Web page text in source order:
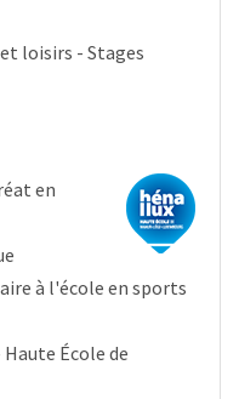
loisirs - Stages
en
à l'école en sports
École de